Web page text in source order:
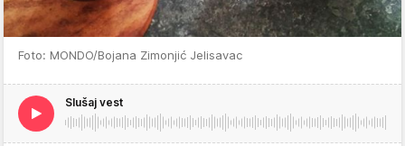
Foto: MONDO/Bojana Zimonjić Jelisavac
Slušaj vest